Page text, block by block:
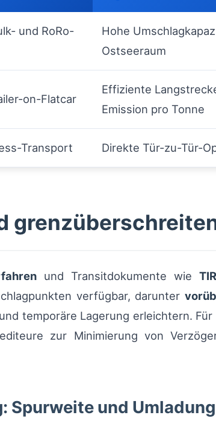
und RoRo-
Hohe
Ostseeraum
on-Flatcar
Effiziente
Emission pro Tonne
Transport Direkte Tür-zu-Tür-
und Transitdokumente wie
verfügbar, darunter
temporäre Lagerung erleichtern.
zur Minimierung von
Spurweite und Umladung